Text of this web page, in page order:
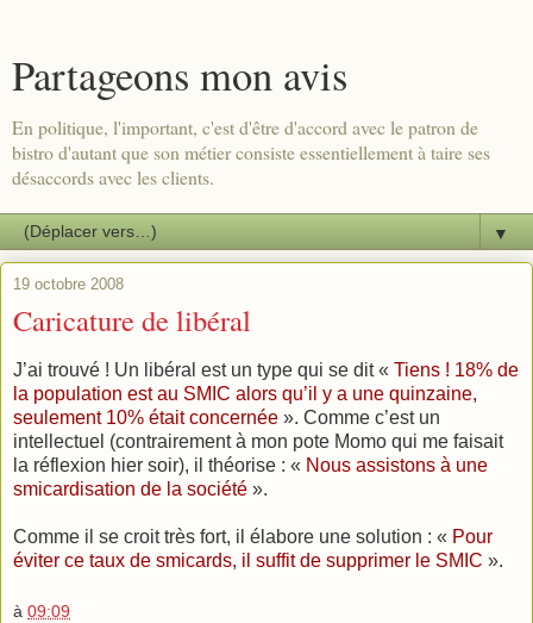
Partageons mon avis
En politique, l'important, c'est d'être d'accord avec le patron de
bistro d'autant que son métier consiste essentiellement à taire ses
désaccords avec les clients.
▼
19 octobre 2008
Caricature de libéral
J’ai trouvé ! Un libéral est un type qui se dit « Tiens ! 18% de
la population est au SMIC alors qu’il y a une quinzaine,
seulement 10% était concernée ». Comme c’est un
intellectuel (contrairement à mon pote Momo qui me faisait
la réflexion hier soir), il théorise : « Nous assistons à une
smicardisation de la société ».
Comme il se croit très fort, il élabore une solution : « Pour
éviter ce taux de smicards, il suffit de supprimer le SMIC ».
à 09:09